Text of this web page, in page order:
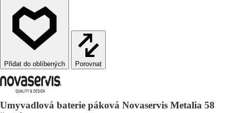
Porovnat
Umyvadlová baterie páková Novaservis Metalia 58